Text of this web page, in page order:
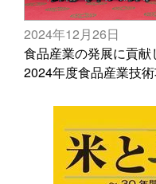
2024年12月26日
食品産業の発展に貢献
2024年度食品産業技